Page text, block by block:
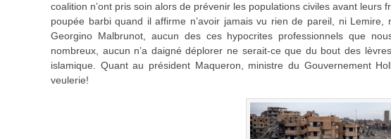
coalition n’ont pris soin alors de prévenir les populations civiles avant
poupée barbi quand il affirme n’avoir jamais vu rien de pareil, ni
Georgino Malbrunot, aucun des ces hypocrites professionnels que
nombreux, aucun n’a daigné déplorer ne serait-ce que du bout des
islamique. Quant au président Maqueron, ministre du Gouvernement
veulerie!